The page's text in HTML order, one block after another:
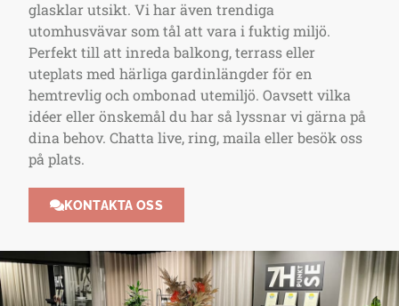
glasklar utsikt. Vi har även trendiga
utomhusvävar som tål att vara i fuktig miljö.
Perfekt till att inreda balkong, terrass eller
uteplats med härliga gardinlängder för en
hemtrevlig och ombonad utemiljö. Oavsett vilka
idéer eller önskemål du har så lyssnar vi gärna på
dina behov. Chatta live, ring, maila eller besök oss
på plats.
KONTAKTA OSS